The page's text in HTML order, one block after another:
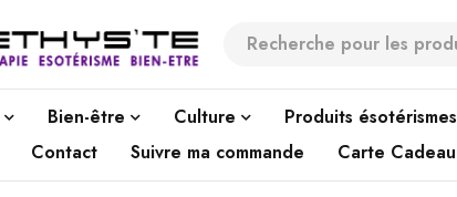
Bien-être Culture Produits ésotérismes
Contact Suivre ma commande Carte Cadeau